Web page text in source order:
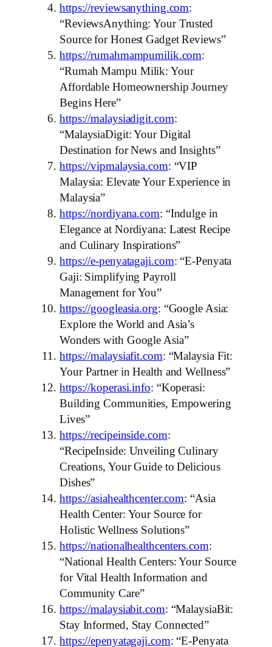
https://reviewsanything.com:
“ReviewsAnything: Your Trusted
Source for Honest Gadget Reviews”
https://rumahmampumilik.com:
“Rumah Mampu Milik: Your
Affordable Homeownership Journey
Begins Here”
https://malaysiadigit.com:
“MalaysiaDigit: Your Digital
Destination for News and Insights”
https://vipmalaysia.com: “VIP
Malaysia: Elevate Your Experience in
Malaysia”
https://nordiyana.com: “Indulge in
Elegance at Nordiyana: Latest Recipe
and Culinary Inspirations”
https://e-penyatagaji.com: “E-Penyata
Gaji: Simplifying Payroll
Management for You”
https://googleasia.org: “Google Asia:
Explore the World and Asia’s
Wonders with Google Asia”
https://malaysiafit.com: “Malaysia Fit:
Your Partner in Health and Wellness”
https://koperasi.info: “Koperasi:
Building Communities, Empowering
Lives”
https://recipeinside.com:
“RecipeInside: Unveiling Culinary
Creations, Your Guide to Delicious
Dishes”
https://asiahealthcenter.com: “Asia
Health Center: Your Source for
Holistic Wellness Solutions”
https://nationalhealthcenters.com:
“National Health Centers: Your Source
for Vital Health Information and
Community Care”
https://malaysiabit.com: “MalaysiaBit:
Stay Informed, Stay Connected”
https://epenyatagaji.com: “E-Penyata